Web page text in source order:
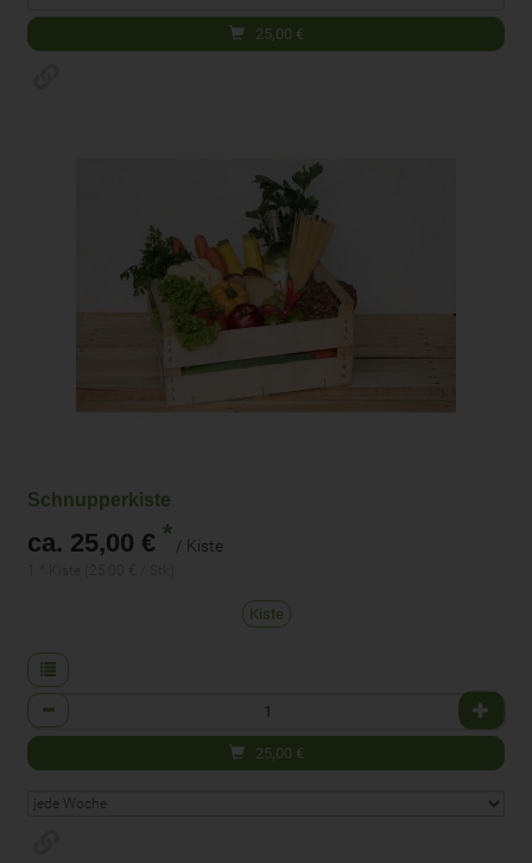
25,00 €
Schnupperkiste
ca. 25,00 € * / Kiste
Kiste
Anzahl
25,00 €